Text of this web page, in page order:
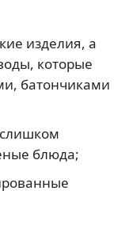
изделия, а
которые
батончиками
блюда;